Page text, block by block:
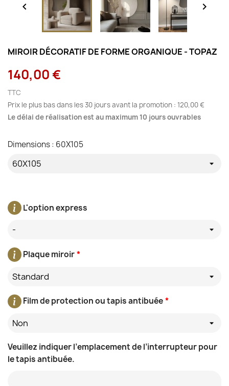
 
MIROIR DÉCORATIF DE FORME ORGANIQUE - TOPAZ
140,00 €
TTC
Prix le plus bas dans les 30 jours avant la promotion : 120,00 €
Le délai de réalisation est au maximum 10 jours ouvrables
L'option express
-
*
Plaque miroir
Standard
*
Film de protection ou tapis antibuée
Non
Veuillez indiquer l’emplacement de l’interrupteur pour
le tapis antibuée.
Dimensions : 60X105